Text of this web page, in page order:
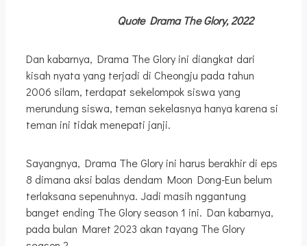
Quote Drama The Glory, 2022
Dan kabarnya, Drama The Glory ini diangkat dari
kisah nyata yang terjadi di Cheongju pada tahun
2006 silam, terdapat sekelompok siswa yang
merundung siswa, teman sekelasnya hanya karena si
teman ini tidak menepati janji.
Sayangnya, Drama The Glory ini harus berakhir di eps
8 dimana aksi balas dendam Moon Dong-Eun belum
terlaksana sepenuhnya. Jadi masih nggantung
banget ending The Glory season 1 ini. Dan kabarnya,
pada bulan Maret 2023 akan tayang The Glory